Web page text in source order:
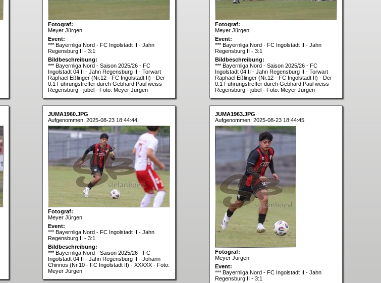
Fotograf:
Meyer Jürgen
Event:
*** Bayernliga Nord - FC Ingolstadt II - Jahn
Regensburg II - 3:1
Bildbeschreibung:
*** Bayernliga Nord - Saison 2025/26 - FC
Ingolstadt 04 II - Jahn Regensburg II - Torwart
Raphael Eßlinger (Nr.12 - FC Ingolstadt II) - Der
0:1 Führungstreffer durch Gebhard Paul weiss
Regensburg - jubel - Foto: Meyer Jürgen
Fotograf:
Meyer Jürgen
Event:
*** Bayernliga Nord - FC Ingolstadt II - Jahn
Regensburg II - 3:1
Bildbeschreibung:
*** Bayernliga Nord - Saison 2025/26 - FC
Ingolstadt 04 II - Jahn Regensburg II - Torwart
Raphael Eßlinger (Nr.12 - FC Ingolstadt II) - Der
0:1 Führungstreffer durch Gebhard Paul weiss
Regensburg - jubel - Foto: Meyer Jürgen
JUMA1960.JPG
Aufgenommen: 2025-08-23 18:44:44
Fotograf:
Meyer Jürgen
Event:
*** Bayernliga Nord - FC Ingolstadt II - Jahn
Regensburg II - 3:1
Bildbeschreibung:
*** Bayernliga Nord - Saison 2025/26 - FC
Ingolstadt 04 II - Jahn Regensburg II - Johann
Chirinos (Nr.10 - FC Ingolstadt II) - XXXXX - Foto:
Meyer Jürgen
JUMA1963.JPG
Aufgenommen: 2025-08-23 18:44:45
Fotograf:
Meyer Jürgen
Event:
*** Bayernliga Nord - FC Ingolstadt II - Jahn
Regensburg II - 3:1